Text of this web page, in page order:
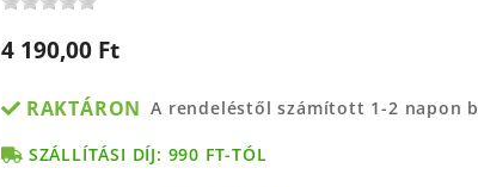
4 190,00 Ft
RAKTÁRON A rendeléstől számított 1-2 napon
SZÁLLÍTÁSI DÍJ: 990 FT-TÓL